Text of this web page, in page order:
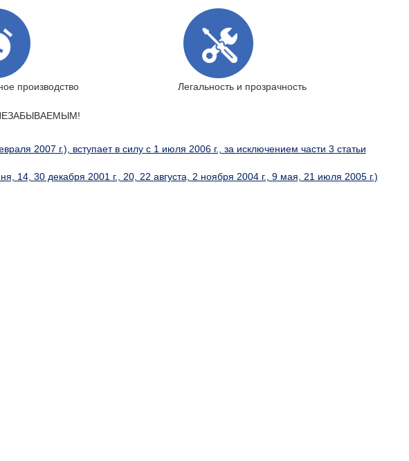
производство
Легальность и прозрачность
НЕЗАБЫВАЕМЫМ!
2007 г.), вступает в силу с 1 июля 2006 г., за исключением части 3 статьи
30 декабря 2001 г., 20, 22 августа, 2 ноября 2004 г., 9 мая, 21 июля 2005 г.)